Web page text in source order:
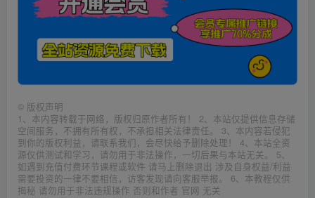
© 版权声明
1、本内容转载于网络，版权归原作者所有！ 2、本站仅提供信息存储
空间服务，不拥有所有权，不承担相关法律责任。 3、本内容若侵犯
到你的版权利益，请联系我们，会尽快给予删除处理！ 4、本站全资
源仅供测试和学习，请勿用于非法操作，一切后果与本站无关。 5、
如遇到充值付费环节课程或软件 请马上删除退出 涉及自身权益/利益
需要投资的一律不要相信，访客发现请向客服举报。 6、本教程仅供
揭秘 请勿用于非法违规操作 否则和作者 官网 无关